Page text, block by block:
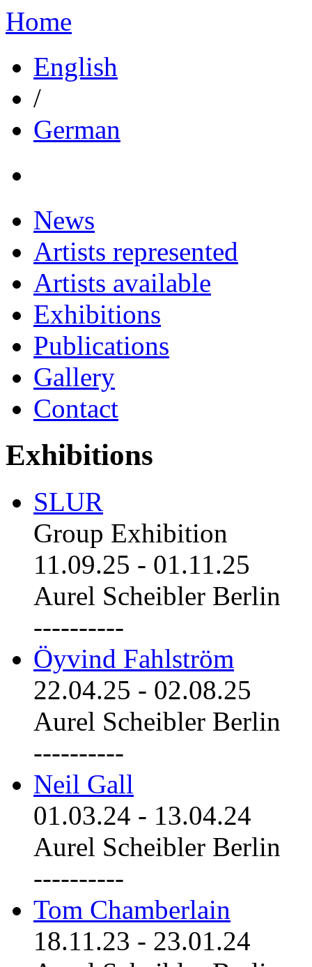
Home
English
/
German
News
Artists represented
Artists available
Exhibitions
Publications
Gallery
Contact
Exhibitions
SLUR
Group Exhibition
11.09.25 - 01.11.25
Aurel Scheibler Berlin
----------
Öyvind Fahlström
22.04.25 - 02.08.25
Aurel Scheibler Berlin
----------
Neil Gall
01.03.24 - 13.04.24
Aurel Scheibler Berlin
----------
Tom Chamberlain
18.11.23 - 23.01.24